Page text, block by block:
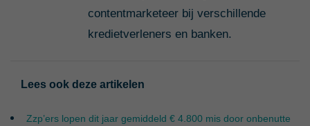
contentmarketeer bij verschillende
kredietverleners en banken.
Lees ook deze artikelen
Zzp’ers lopen dit jaar gemiddeld € 4.800 mis door onbenutte